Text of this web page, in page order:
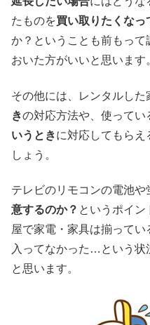
たものを買い取りたくなっ
か？ということも前もっ
おいた方がいいと思います
その他には、レンタルした
きの対応方法や、使ってい
いうときに対応してもらえ
しょう。
テレビのリモコンの電池や
意するのか？ というポイン
屋で家電・家具は揃って
入ってなかった…という状
と思います。